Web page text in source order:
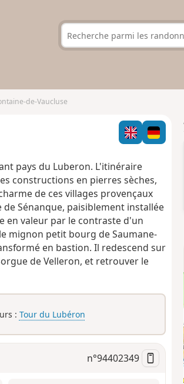
de-Vaucluse
pays du Luberon. L'itinéraire
constructions en pierres sèches,
de ces villages provençaux
Sénanque, paisiblement installée
en valeur par le contraste d'un
mignon petit bourg de Saumane-
en bastion. Il redescend sur
de Velleron, et retrouver le
: Tour du Lubéron
n°94402349